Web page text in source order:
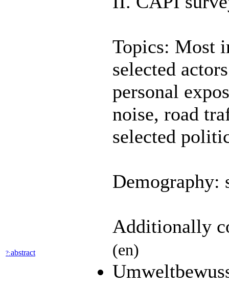
?:abstract
Topics: Most
selected
personal
noise, road
selected
Demography:
Additionally
(en)